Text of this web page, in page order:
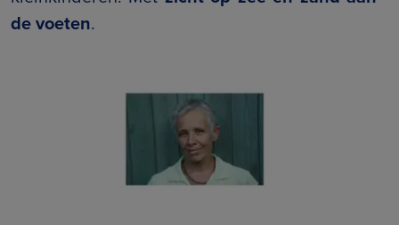
de voeten.